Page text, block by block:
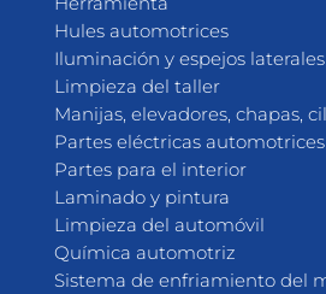
Hules automotrices
Iluminación y espejos laterales
Limpieza del taller
Manijas, elevadores, chapas,
Partes eléctricas automotrices
Partes para el interior
Laminado y pintura
Limpieza del automóvil
Química automotriz
Sistema de enfriamiento del